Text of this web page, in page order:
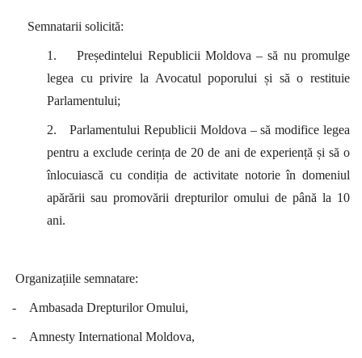
Semnatarii solicită:
1.
Președintelui Republicii Moldova – să nu promulge
legea cu privire la Avocatul poporului și să o restituie
Parlamentului;
2.
Parlamentului Republicii Moldova – să modifice legea
pentru a exclude cerința de 20 de ani de experiență și să o
înlocuiască cu condiția de activitate notorie în domeniul
apărării sau promovării drepturilor omului de până la 10
ani.
Organizațiile semnatare:
- Ambasada Drepturilor Omului,
- Amnesty International Moldova,